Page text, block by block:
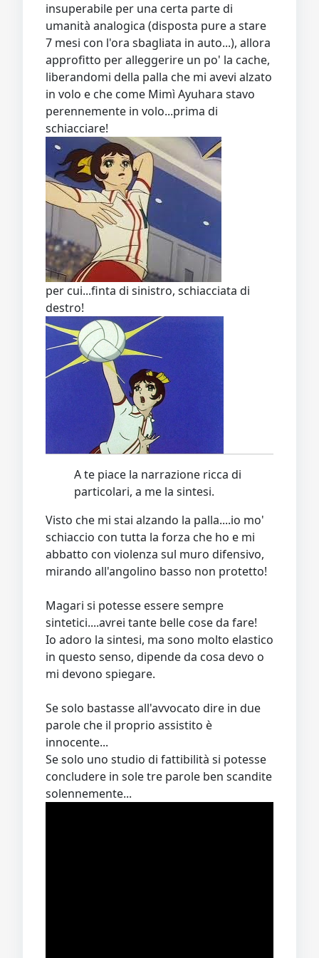
insuperabile per una certa parte di
umanità analogica (disposta pure a stare
7 mesi con l'ora sbagliata in auto...), allora
approfitto per alleggerire un po' la cache,
liberandomi della palla che mi avevi alzato
in volo e che come Mimì Ayuhara stavo
perennemente in volo...prima di
schiacciare!
per cui...finta di sinistro, schiacciata di
destro!
A te piace la narrazione ricca di
particolari, a me la sintesi.
Visto che mi stai alzando la palla....io mo'
schiaccio con tutta la forza che ho e mi
abbatto con violenza sul muro difensivo,
mirando all'angolino basso non protetto!
Magari si potesse essere sempre
sintetici....avrei tante belle cose da fare!
Io adoro la sintesi, ma sono molto elastico
in questo senso, dipende da cosa devo o
mi devono spiegare.
Se solo bastasse all'avvocato dire in due
parole che il proprio assistito è
innocente...
Se solo uno studio di fattibilità si potesse
concludere in sole tre parole ben scandite
solennemente...